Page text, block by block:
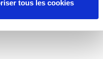
tous les cookies